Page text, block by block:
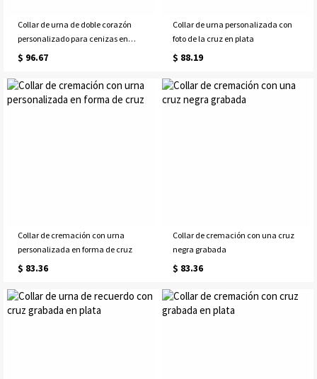
Collar de urna de doble corazón
personalizado para cenizas en
plata de ley
$ 96.67
Collar de urna personalizada con
foto de la cruz en plata
$ 88.19
Collar de cremación con urna
personalizada en forma de cruz
$ 83.36
Collar de cremación con una cruz
negra grabada
$ 83.36